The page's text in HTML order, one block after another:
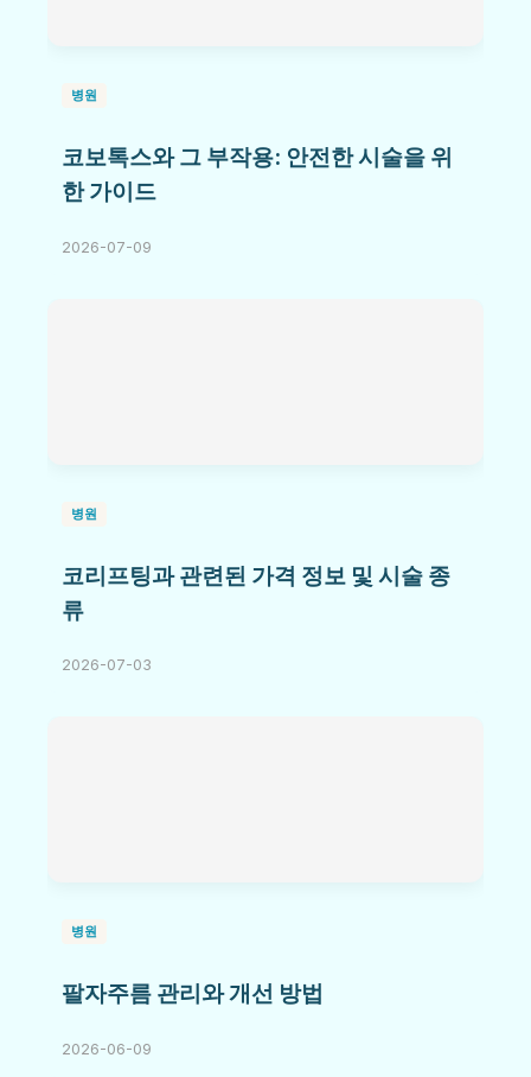
병원
코보톡스와 그 부작용: 안전한 시술을 위
한 가이드
2026-07-09
병원
코리프팅과 관련된 가격 정보 및 시술 종
류
2026-07-03
병원
팔자주름 관리와 개선 방법
2026-06-09